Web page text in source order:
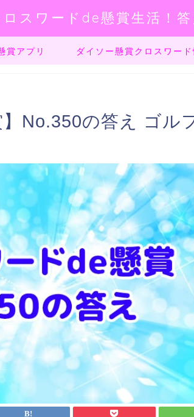
ロスワードde懸賞生活！
賞アプリ ダイソー懸賞クロスワード
】No.350の答え ゴル